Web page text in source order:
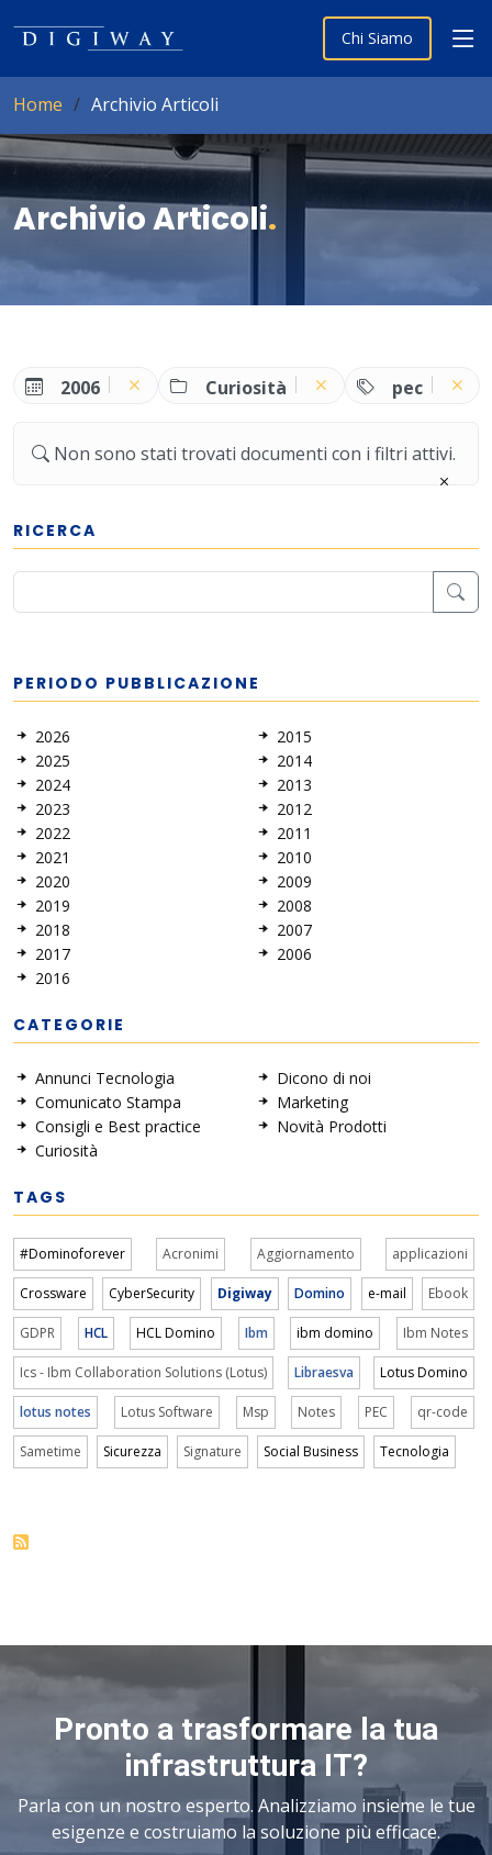
Chi Siamo
Home Archivio Articoli
Archivio Articoli.
2006 Curiosità pec
Non sono stati trovati documenti con i filtri attivi.
RICERCA
PERIODO PUBBLICAZIONE
2026
2025
2024
2023
2022
2021
2020
2019
2018
2017
2016
2015
2014
2013
2012
2011
2010
2009
2008
2007
2006
CATEGORIE
Annunci Tecnologia
Comunicato Stampa
Consigli e Best practice
Curiosità
Dicono di noi
Marketing
Novità Prodotti
TAGS
#Dominoforever Acronimi Aggiornamento applicazioni
Crossware CyberSecurity Digiway Domino e-mail Ebook
GDPR HCL HCL Domino Ibm ibm domino Ibm Notes
Ics - Ibm Collaboration Solutions (Lotus) Libraesva Lotus Domino
lotus notes Lotus Software Msp Notes PEC qr-code
Sametime Sicurezza Signature Social Business Tecnologia
Pronto a trasformare la tua
infrastruttura IT?
Parla con un nostro esperto. Analizziamo insieme le tue
esigenze e costruiamo la soluzione più efficace.